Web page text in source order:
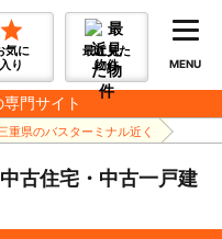
気に
入り
最近見た
物件
MENU
門サイト
重県のバスターミナル近く
古住宅・中古一戸建